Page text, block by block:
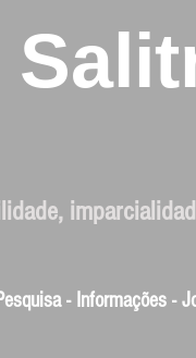
- Informações -